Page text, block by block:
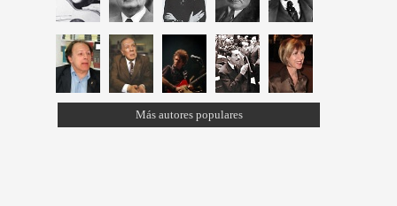
Más autores populares